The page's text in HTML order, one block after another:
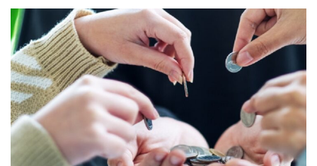
at
s
A
p
p
c
e
b
o
o
tt
er
n
o
kl
a
ss
ni
ki
e
gr
a
m
.R er п
р
а
в
и
т
ь